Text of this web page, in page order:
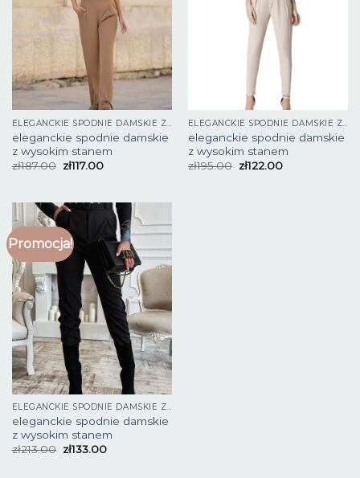
ELEGANCKIE SPODNIE DAMSKIE Z WYSOKIM STANEM
eleganckie spodnie damskie
z wysokim stanem
zł187.00 zł117.00
ELEGANCKIE SPODNIE DAMSKIE Z WYSOKIM STANEM
eleganckie spodnie damskie
z wysokim stanem
zł195.00 zł122.00
Promocja!
ELEGANCKIE SPODNIE DAMSKIE Z WYSOKIM STANEM
eleganckie spodnie damskie
z wysokim stanem
zł213.00 zł133.00